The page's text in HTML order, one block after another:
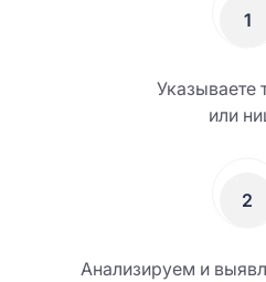
1
Указываете
или
2
Анализируем и